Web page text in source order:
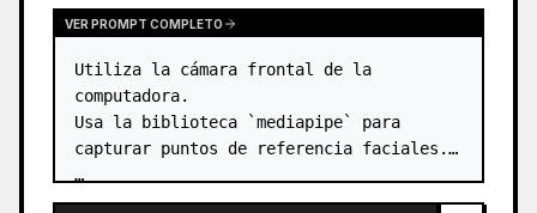
VER PROMPT COMPLETO
Utiliza la cámara frontal de la
computadora.
Usa la biblioteca `mediapipe` para
capturar puntos de referencia faciales.
…